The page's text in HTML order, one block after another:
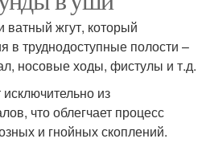
жгут, который
в труднодоступные полости –
носовые ходы, фистулы и т.д.
из
что облегчает процесс
и гнойных скоплений.